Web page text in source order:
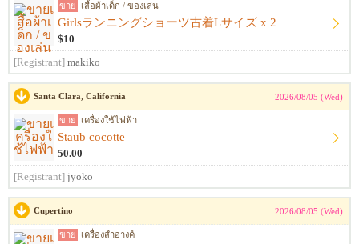
ขาย เสื้อผ้าเด็ก / ของเล่น
Girlsランニングショーツ古着Lサイズ x 2
$10
[Registrant] makiko
Santa Clara, California 2026/08/05 (Wed)
ขาย เครื่องใช้ไฟฟ้า
Staub cocotte
50.00
[Registrant] jyoko
Cupertino 2026/08/05 (Wed)
ขาย เครื่องสำอางค์